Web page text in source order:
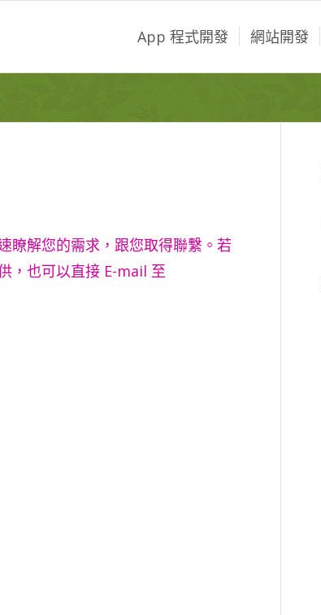
App 程式開發 網站開發
瞭解您的需求，跟您取得聯繫。若
，也可以直接 E-mail 至